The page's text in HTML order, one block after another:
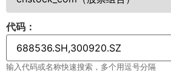
代码：
输入代码或名称快速搜索，多个用逗号分隔